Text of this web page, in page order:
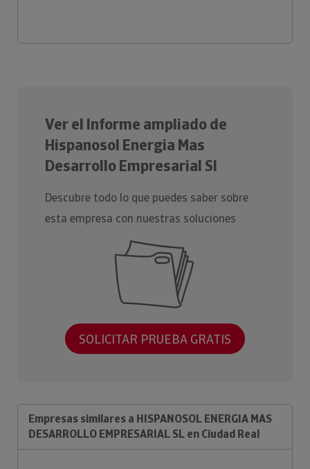
Ver el Informe ampliado de
Hispanosol Energia Mas
Desarrollo Empresarial Sl
Descubre todo lo que puedes saber sobre
esta empresa con nuestras soluciones
SOLICITAR PRUEBA GRATIS
Empresas similares a HISPANOSOL ENERGIA MAS
DESARROLLO EMPRESARIAL SL en Ciudad Real